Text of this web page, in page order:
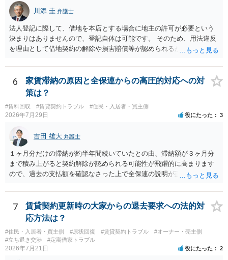
川添 圭 弁護士
法人登記に際して、借地を本店とする場合に地主の許可が必要という
決まりはありませんので、登記自体は可能です。 そのため、用法違反
を理由として借地契約の解除や損害賠償等が認められるかどうかが問
の建物を住居用に限定する（事業に使用しない）特約があると評価で
きるかどうかが重要でしょう（借地契約締結後に賃借人が建物を店舗
に改装したという事案で、住居に限定する特約までは存在しなかった
として契約解除を認めなかった裁判例があります）。契約条項の記載
や解釈の問題になりますので、弁護士へ直接相談されることをお勧め
します。
6
家賃滞納の原因と全保連からの高圧的対応への対
策は？
#賃料回収 #賃貸契約トラブル #住民・入居者・買主側
2026年7月29日 役にたった 3
吉田 雄大 弁護士
１ヶ月分だけの滞納が約半年間続いていたとの由、滞納額が３ヶ月分
まで積み上がると契約解除が認められる可能性が飛躍的に高まります
ので、過去の支払額を確認なさった上で全保連の説明が正しければ、
た理由は気になるところですが、中身のある返答は期待できないと思
います。
7
賃貸契約更新時の大家からの退去要求への法的対
応方法は？
#住民・入居者・買主側 #原状回復 #賃貸契約トラブル
#オーナー・売主側
#立ち退き交渉
#定期借家トラブル
2026年7月21日 役にたった 2